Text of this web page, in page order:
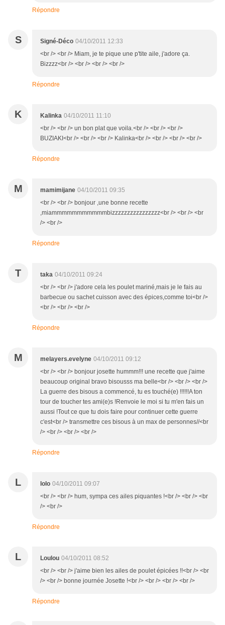
Répondre
S Signé-Déco 04/10/2011 12:33
<br /> <br /> Miam, je te pique une p'tite aile, j'adore ça.
Bizzzz<br /> <br /> <br /> <br />
Répondre
K Kalinka 04/10/2011 11:10
<br /> <br /> un bon plat que voila.<br /> <br /> <br />
BUZIAKI<br /> <br /> <br /> Kalinka<br /> <br /> <br /> <br />
Répondre
M mamimijane 04/10/2011 09:35
<br /> <br /> bonjour ,une bonne recette
,miammmmmmmmmmmbizzzzzzzzzzzzzzzz<br /> <br /> <br
/> <br />
Répondre
T taka 04/10/2011 09:24
<br /> <br /> j'adore cela les poulet mariné,mais je le fais au
barbecue ou sachet cuisson avec des épices,comme toi<br />
<br /> <br /> <br />
Répondre
M melayers.evelyne 04/10/2011 09:12
<br /> <br /> bonjour josette hummm!!! une recette que j'aime
beaucoup original bravo bisousss ma belle<br /> <br /> <br />
La guerre des bisous a commencé, tu es touché(e) !!!!!!A ton
tour de toucher tes ami(e)s !Renvoie le moi si tu m'en fais un
aussi !Tout ce que tu dois faire pour continuer cette guerre
c'est<br /> transmettre ces bisous à un max de personnes//<br
/> <br /> <br /> <br />
Répondre
L lolo 04/10/2011 09:07
<br /> <br /> hum, sympa ces ailes piquantes !<br /> <br /> <br
/> <br />
Répondre
L Loulou 04/10/2011 08:52
<br /> <br /> j'aime bien les ailes de poulet épicées !!<br /> <br
/> <br /> bonne journée Josette !<br /> <br /> <br /> <br />
Répondre